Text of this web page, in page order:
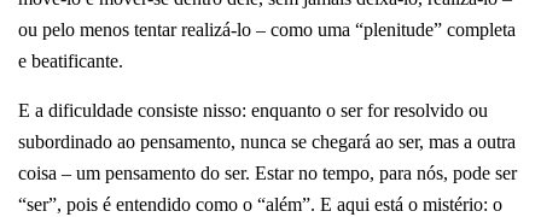
ou pelo menos tentar realizá-lo – como uma “plenitude” completa
e beatificante.
E a dificuldade consiste nisso: enquanto o ser for resolvido ou
subordinado ao pensamento, nunca se chegará ao ser, mas a outra
coisa – um pensamento do ser. Estar no tempo, para nós, pode ser
“ser”, pois é entendido como o “além”. E aqui está o mistério: o